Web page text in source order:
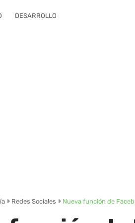
DESARROLLO
Redes Sociales Nueva función de